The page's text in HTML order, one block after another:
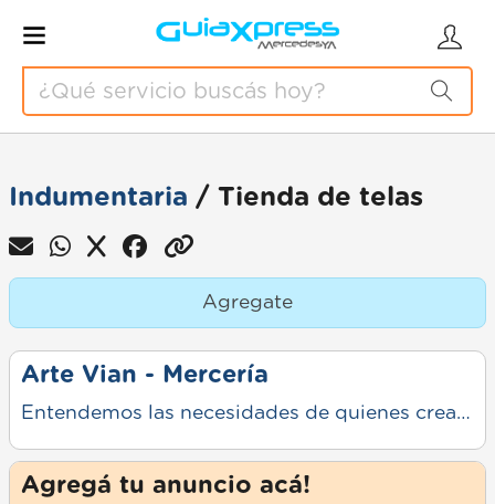
Indumentaria / Tienda de telas
Agregate
Arte Vian - Mercería
Entendemos las necesidades de quienes crean y reparan, por lo que asumimos el compromiso de brindar productos de calidad que garanticen un resultado impecable en cada labor.
Agregá tu anuncio acá!